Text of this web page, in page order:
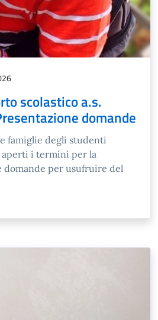
scolastico a.s.
domande
famiglie degli studenti
i termini per la
domande per usufruire del